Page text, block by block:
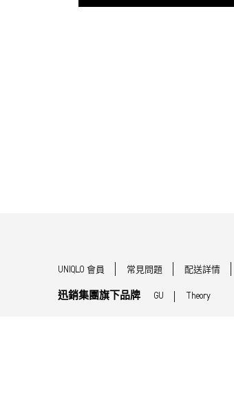
UNIQLO 會員 常見問題 配送詳情
迅銷集團旗下品牌 GU Theory